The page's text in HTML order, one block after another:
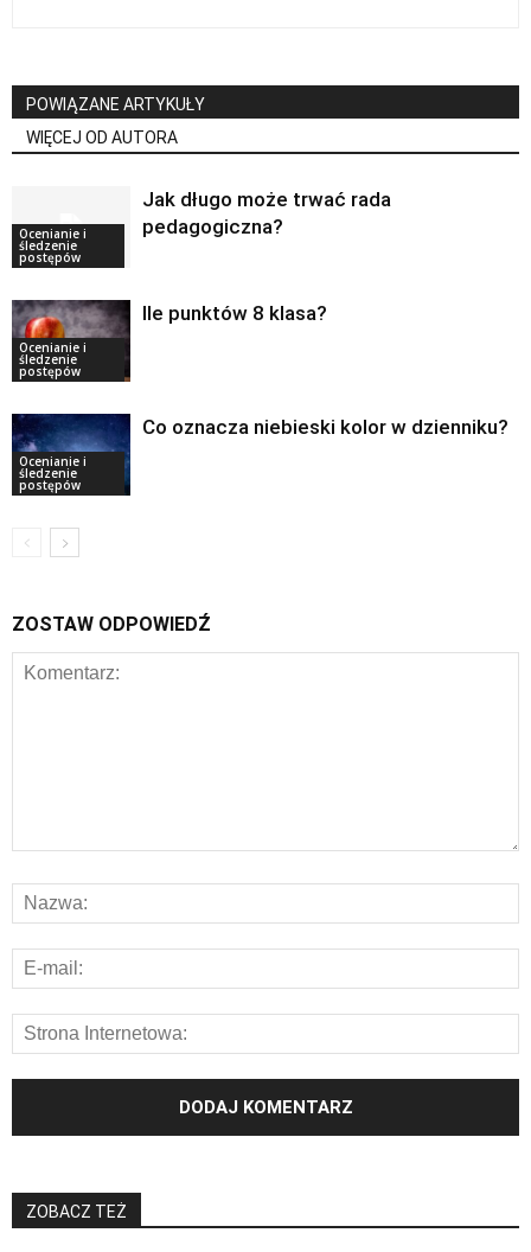
POWIĄZANE ARTYKUŁY
WIĘCEJ OD AUTORA
Ocenianie i
śledzenie
postępów
Jak długo może trwać rada
pedagogiczna?
Ocenianie i
śledzenie
postępów
Ile punktów 8 klasa?
Ocenianie i
śledzenie
postępów
Co oznacza niebieski kolor w dzienniku?
ZOSTAW ODPOWIEDŹ
ZOBACZ TEŻ